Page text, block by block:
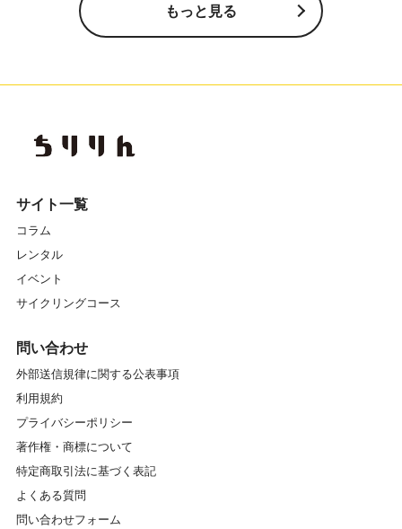
もっと見る
サイト一覧
コラム
レンタル
イベント
サイクリングコース
問い合わせ
外部送信規律に関する公表事項
利用規約
プライバシーポリシー
著作権・商標について
特定商取引法に基づく表記
よくある質問
問い合わせフォーム